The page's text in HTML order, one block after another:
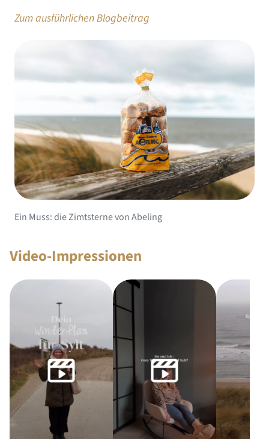
Zum ausführlichen Blogbeitrag
Ein Muss: die Zimtsterne von Abeling
Video-Impressionen